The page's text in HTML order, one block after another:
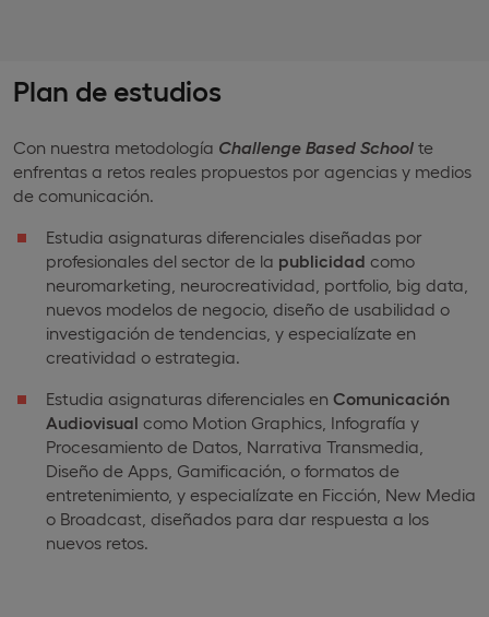
Plan de estudios
Con nuestra metodología Challenge Based School te
enfrentas a retos reales propuestos por agencias y medios
de comunicación.
Estudia asignaturas diferenciales diseñadas por
profesionales del sector de la publicidad como
neuromarketing, neurocreatividad, portfolio, big data,
nuevos modelos de negocio, diseño de usabilidad o
investigación de tendencias, y especialízate en
creatividad o estrategia.
Estudia asignaturas diferenciales en Comunicación
Audiovisual como Motion Graphics, Infografía y
Procesamiento de Datos, Narrativa Transmedia,
Diseño de Apps, Gamificación, o formatos de
entretenimiento, y especialízate en Ficción, New Media
o Broadcast, diseñados para dar respuesta a los
nuevos retos.